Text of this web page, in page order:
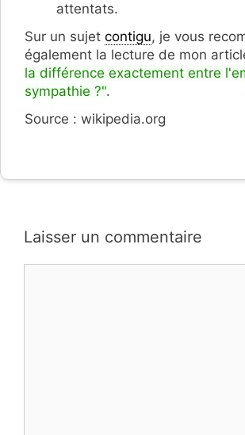
attentats.
Sur un sujet contigu, je vous
également la lecture de mon
la différence exactement entre
sympathie ?".
Source : wikipedia.org
Laisser un commentaire